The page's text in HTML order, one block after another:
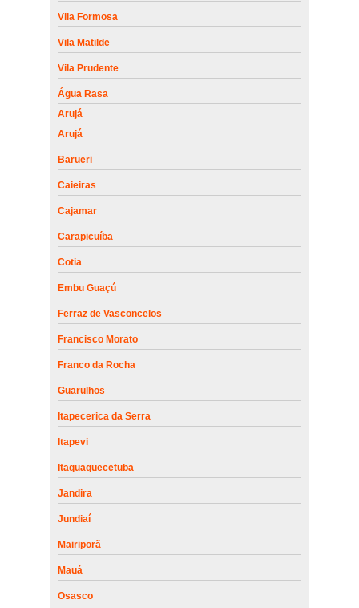
Vila Formosa
Vila Matilde
Vila Prudente
Água Rasa
Arujá
Arujá
Barueri
Caieiras
Cajamar
Carapicuíba
Cotia
Embu Guaçú
Ferraz de Vasconcelos
Francisco Morato
Franco da Rocha
Guarulhos
Itapecerica da Serra
Itapevi
Itaquaquecetuba
Jandira
Jundiaí
Mairiporã
Mauá
Osasco